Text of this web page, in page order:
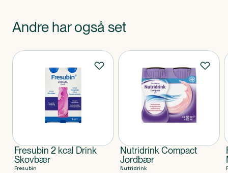
Andre har også set
Produkter
Fresubin 2 kcal Drink
Skovbær
Fresubin
Nutridrink Compact
Jordbær
Nutridrink